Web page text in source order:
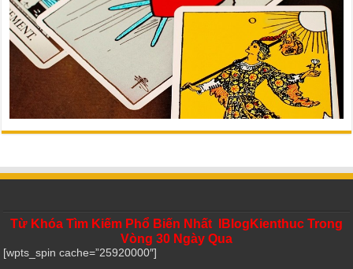
Từ Khóa Tìm Kiếm Phổ Biến Nhất IBlogKienthuc Trong
Vòng 30 Ngày Qua
[wpts_spin cache=”25920000″]